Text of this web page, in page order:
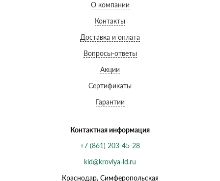
О компании
Контакты
Доставка и оплата
Вопросы-ответы
Акции
Сертификаты
Гарантии
Контактная информация
+7 (861) 203-45-28
kld@krovlya-ld.ru
Краснодар, Симферопольская